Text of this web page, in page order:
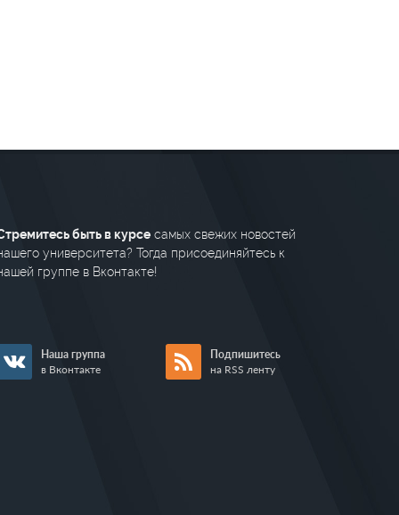
быть в курсе самых свежих новостей
университета? Тогда присоединяйтесь к
группе в Вконтакте!
Наша группа
в Вконтакте
Подпишитесь
на RSS ленту